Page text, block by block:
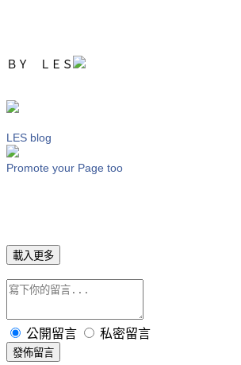
ＢＹ ＬＥＳ
LES blog
Promote your Page too
載入更多
公開留言 私密留言
發佈留言